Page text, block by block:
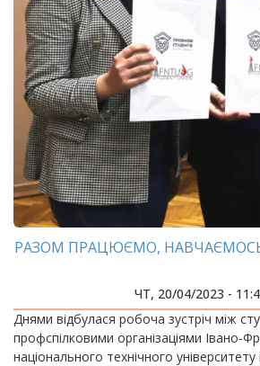
РАЗОМ ПРАЦЮЄМО,
ЧТ, 20/04/2023 -
Днями відбулася робоча зустріч між
профспілковими організаціями Івано-
національного технічного